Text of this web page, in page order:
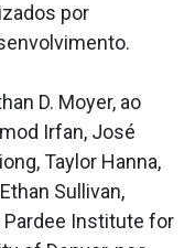
por
D. Moyer, ao
Irfan, José
Taylor Hanna,
Sullivan,
Pardee Institute for